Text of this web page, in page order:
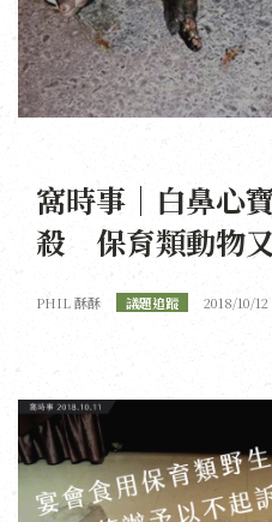
窩時事｜白鼻心
殺 保育類動物
PHIL 酥酥 議題追蹤 2018/10/12